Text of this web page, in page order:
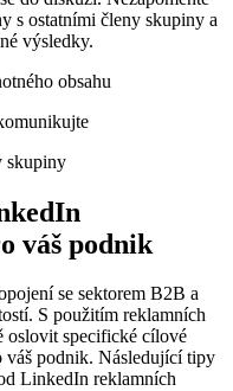
s ostatními členy skupiny a
výsledky.
obsahu
skupiny
váš podnik
se sektorem B2B a
S použitím reklamních
oslovit specifické cílové
podnik. Následující tipy
LinkedIn reklamních